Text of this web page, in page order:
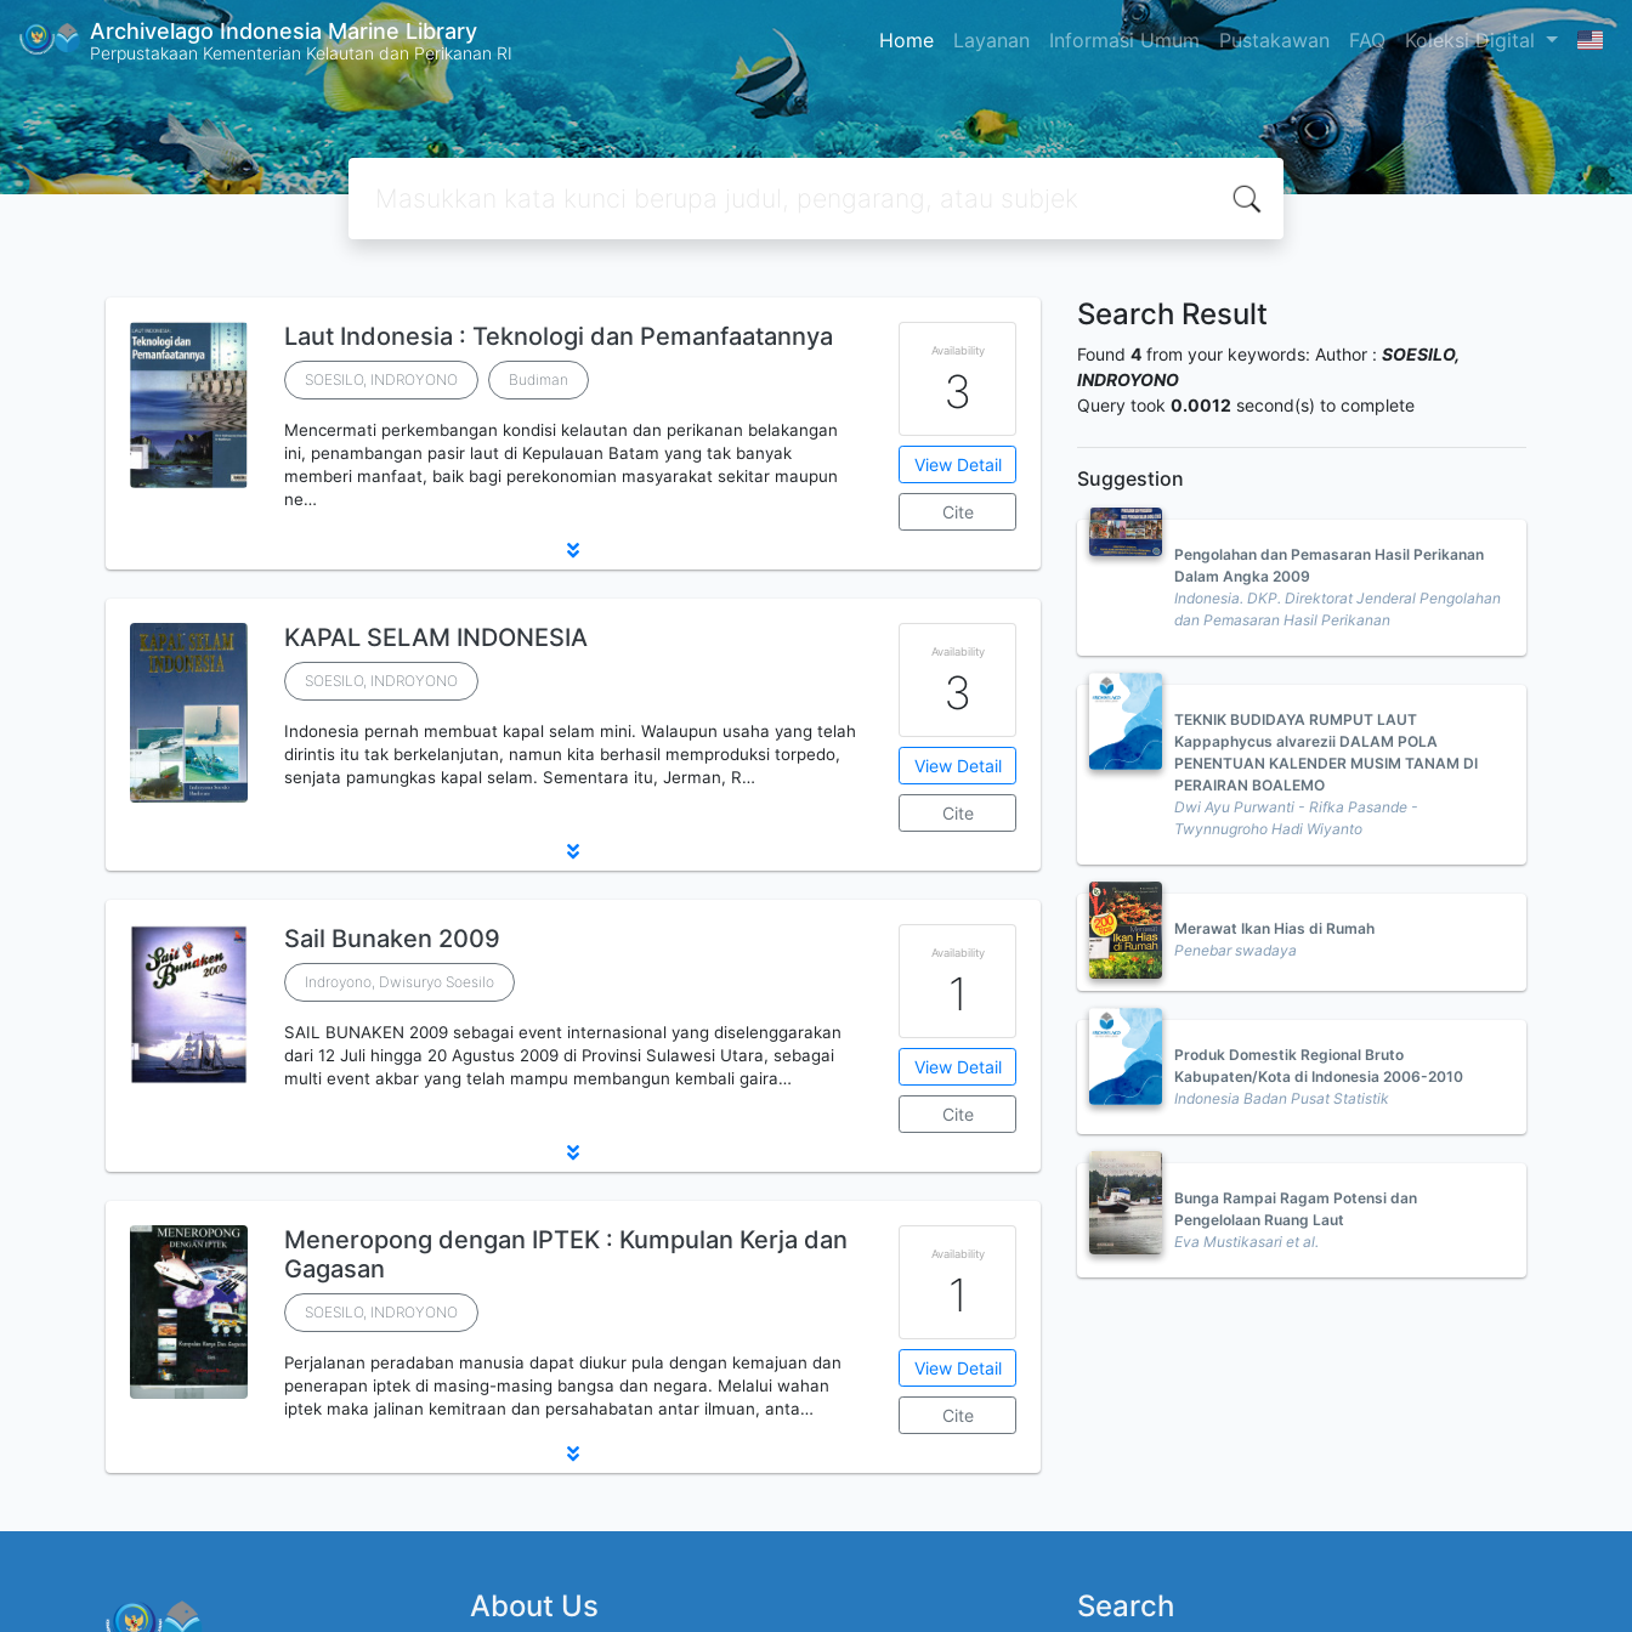
Archivelago Indonesia Marine Library
Perpustakaan Kementerian Kelautan dan Perikanan RI Home Layanan Informasi Umum Pustakawan FAQ Koleksi Digital
Laut Indonesia : Teknologi dan Pemanfaatannya
SOESILO, INDROYONO Budiman
Mencermati perkembangan kondisi kelautan dan perikanan belakangan
ini, penambangan pasir laut di Kepulauan Batam yang tak banyak
memberi manfaat, baik bagi perekonomian masyarakat sekitar maupun
ne…
Availability
3
View Detail
Cite
KAPAL SELAM INDONESIA
SOESILO, INDROYONO
Indonesia pernah membuat kapal selam mini. Walaupun usaha yang telah
dirintis itu tak berkelanjutan, namun kita berhasil memproduksi torpedo,
senjata pamungkas kapal selam. Sementara itu, Jerman, R…
Availability
3
View Detail
Cite
Sail Bunaken 2009
Indroyono, Dwisuryo Soesilo
SAIL BUNAKEN 2009 sebagai event internasional yang diselenggarakan
dari 12 Juli hingga 20 Agustus 2009 di Provinsi Sulawesi Utara, sebagai
multi event akbar yang telah mampu membangun kembali gaira…
Availability
1
View Detail
Cite
Meneropong dengan IPTEK : Kumpulan Kerja dan
Gagasan
SOESILO, INDROYONO
Perjalanan peradaban manusia dapat diukur pula dengan kemajuan dan
penerapan iptek di masing-masing bangsa dan negara. Melalui wahan
iptek maka jalinan kemitraan dan persahabatan antar ilmuan, anta…
Availability
1
View Detail
Cite
Search Result
Found 4 from your keywords: Author : SOESILO,
INDROYONO
Query took 0.0012 second(s) to complete
Suggestion
Pengolahan dan Pemasaran Hasil Perikanan
Dalam Angka 2009
Indonesia. DKP. Direktorat Jenderal Pengolahan
dan Pemasaran Hasil Perikanan
TEKNIK BUDIDAYA RUMPUT LAUT
Kappaphycus alvarezii DALAM POLA
PENENTUAN KALENDER MUSIM TANAM DI
PERAIRAN BOALEMO
Dwi Ayu Purwanti - Rifka Pasande -
Twynnugroho Hadi Wiyanto
Merawat Ikan Hias di Rumah
Penebar swadaya
Produk Domestik Regional Bruto
Kabupaten/Kota di Indonesia 2006-2010
Indonesia Badan Pusat Statistik
Bunga Rampai Ragam Potensi dan
Pengelolaan Ruang Laut
Eva Mustikasari et al.
About Us Search